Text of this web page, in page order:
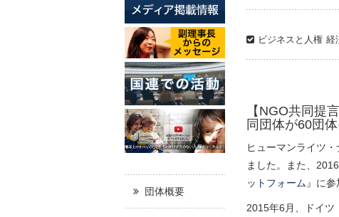
ビジネスと人権 経
【NGO共同提
同団体が60団
ヒューマンライツ・
ました。また、
ットフォーム』に
2015年6月、ドイツ
団体概要